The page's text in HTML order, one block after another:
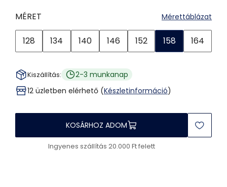
MÉRET Mérettáblázat
128 134 140 146 152 158 164
Kiszállítás:
2-3 munkanap
12 üzletben elérhető (Készletinformáció)
KOSÁRHOZ ADOM
Ingyenes szállítás 20.000 Ft felett